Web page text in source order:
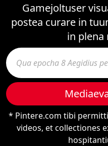
Gamejoltuser
postea curare in
in plena
* Pintere.com tibi
videos, et collectiones